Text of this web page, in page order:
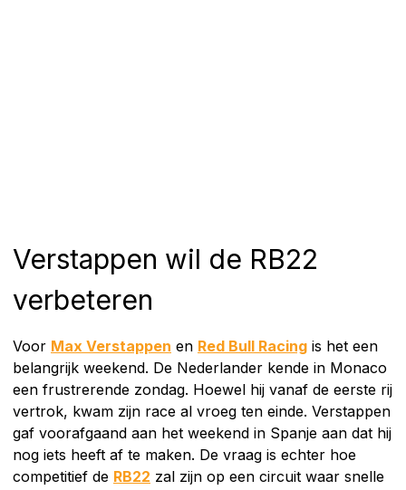
Verstappen wil de RB22
verbeteren
Voor Max Verstappen en Red Bull Racing is het een
belangrijk weekend. De Nederlander kende in Monaco
een frustrerende zondag. Hoewel hij vanaf de eerste rij
vertrok, kwam zijn race al vroeg ten einde. Verstappen
gaf voorafgaand aan het weekend in Spanje aan dat hij
nog iets heeft af te maken. De vraag is echter hoe
competitief de RB22 zal zijn op een circuit waar snelle